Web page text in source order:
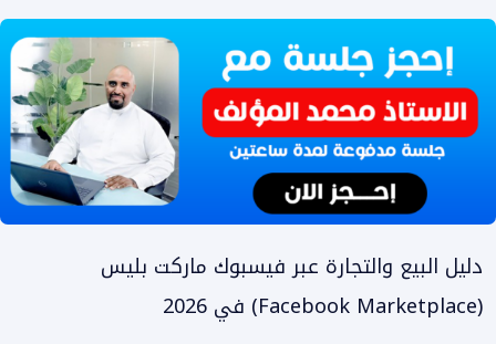
دليل البيع والتجارة عبر فيسبوك ماركت بليس
(Facebook Marketplace) في 2026